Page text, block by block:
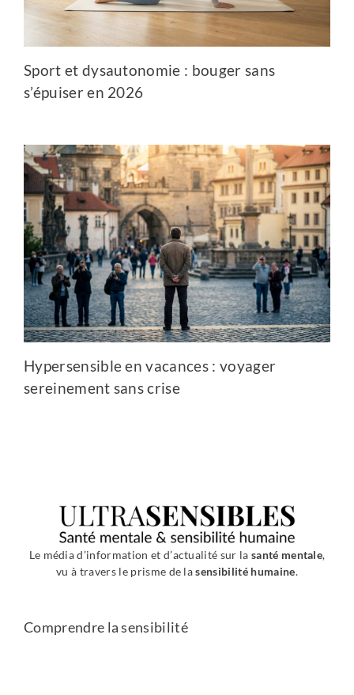
Sport et dysautonomie : bouger sans
s’épuiser en 2026
Hypersensible en vacances : voyager
sereinement sans crise
Le média d’information et d’actualité sur la santé mentale,
vu à travers le prisme de lasensibilité humaine.
Comprendre la sensibilité